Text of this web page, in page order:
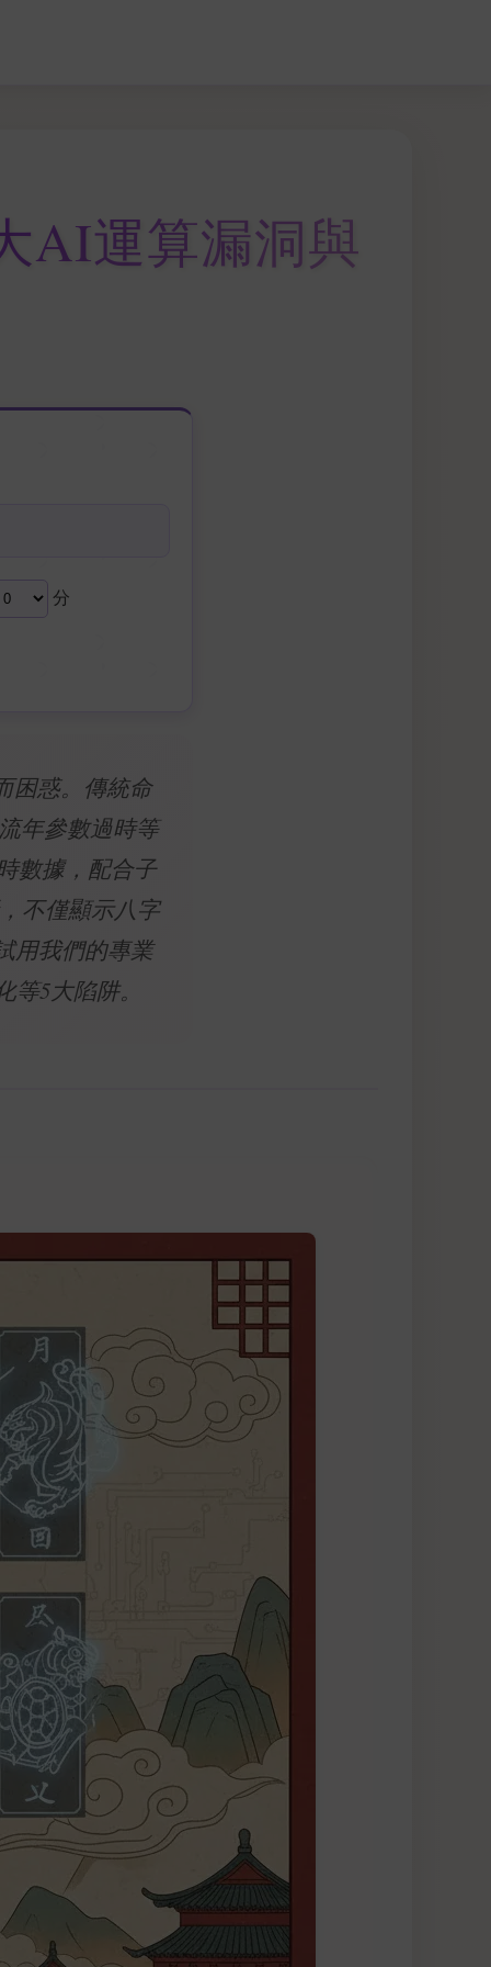
AI運算漏洞與
分
困惑。傳統命
年參數過時等
數據，配合子
不僅顯示八字
用我們的專業
5大陷阱。